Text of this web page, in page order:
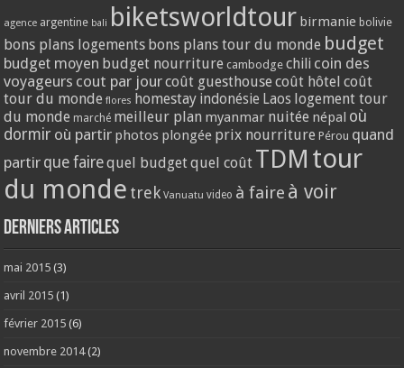
agence argentine bali biketsworldtour birmanie bolivie
bons plans logements bons plans tour du monde budget
budget moyen budget nourriture cambodge chili coin des
voyageurs cout par jourcoût guesthouse coût hôtel coût
tour du monde flores homestay indonésie Laos logement tour
du monde marché meilleur plan myanmar nuitée népal où
dormir où partir photos plongée prix nourriture Pérou quand
partir que fairequel budgetquel coût TDM tour
du monde trek Vanuatu video à faire à voir
Derniers articles
mai 2015 (3)
avril 2015 (1)
février 2015 (6)
novembre 2014(2)